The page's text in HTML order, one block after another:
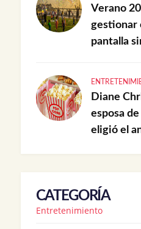
Verano
gestionar
pantalla
Diane
esposa
eligió el
CATEGORÍA
Entretenimiento